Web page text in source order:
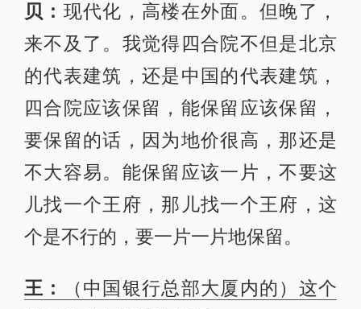
贝： 现代化，高楼在外面。但晚了，
来不及了。我觉得四合院不但是北京
的代表建筑，还是中国的代表建筑，
四合院应该保留，能保留应该保留，
要保留的话，因为地价很高，那还是
不大容易。能保留应该一片，不要这
儿找一个王府，那儿找一个王府，这
个是不行的，要一片一片地保留。
王：
（中国银行总部大厦内的）这个